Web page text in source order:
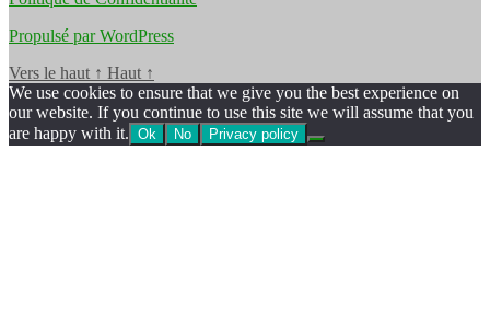
Propulsé par WordPress
Vers le haut ↑ Haut ↑
We use cookies to ensure that we give you the best experience on
our website. If you continue to use this site we will assume that you
are happy with it. Ok No Privacy policy